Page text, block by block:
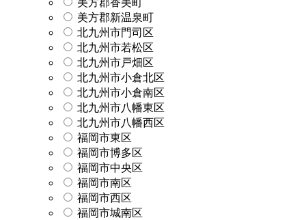
美方郡新温泉町
北九州市門司区
北九州市若松区
北九州市戸畑区
北九州市小倉北区
北九州市小倉南区
北九州市八幡東区
北九州市八幡西区
福岡市東区
福岡市博多区
福岡市中央区
福岡市南区
福岡市西区
福岡市城南区